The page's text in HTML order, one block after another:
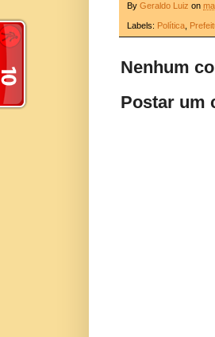
By Geraldo Luiz on
Labels: Política
Nenhum
Postar um